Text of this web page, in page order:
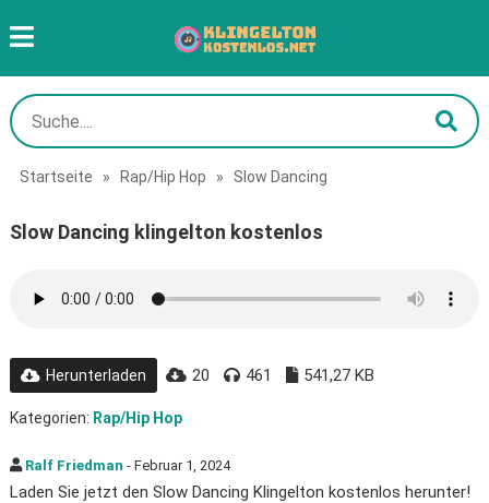
Startseite » Rap/Hip Hop » Slow Dancing
Slow Dancing klingelton kostenlos
Herunterladen 20 461 541,27 KB
Kategorien: Rap/Hip Hop
Ralf Friedman - Februar 1, 2024
Laden Sie jetzt den Slow Dancing Klingelton kostenlos herunter!